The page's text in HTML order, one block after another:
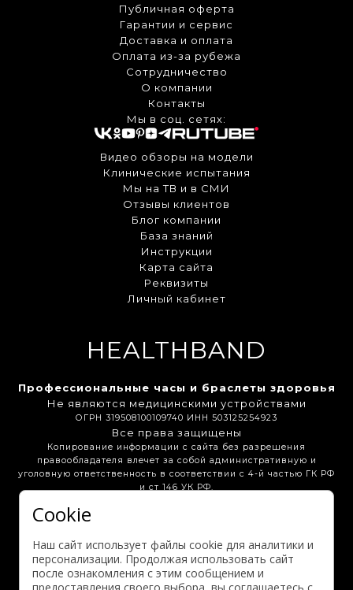
Публичная оферта
Гарантии и сервис
Доставка и оплата
Оплата из-за рубежа
Сотрудничество
О компании
Контакты
Мы в соц. сетях:
HEALTHBAND
Профессиональные часы и браслеты здоровья
Не являются медицинскими устройствами
ОГРН 319508100109740 ИНН 503125254923
Все права защищены
Копирование информации с сайта без разрешения
правообладателя влечет за собой административную и
уголовную ответственность в соответствии с 4-й частью ГК РФ
и ст 146 УК РФ.
Партнёрам
Выгодные предложения
Видео обзоры на модели
Клинические испытания
Мы на ТВ и в СМИ
Отзывы клиентов
Блог компании
База знаний
Инструкции
Карта сайта
Реквизиты
Личный кабинет
Cookie
Наш сайт использует файлы cookie для аналитики и
персонализации. Продолжая использовать сайт
после ознакомления с этим сообщением и